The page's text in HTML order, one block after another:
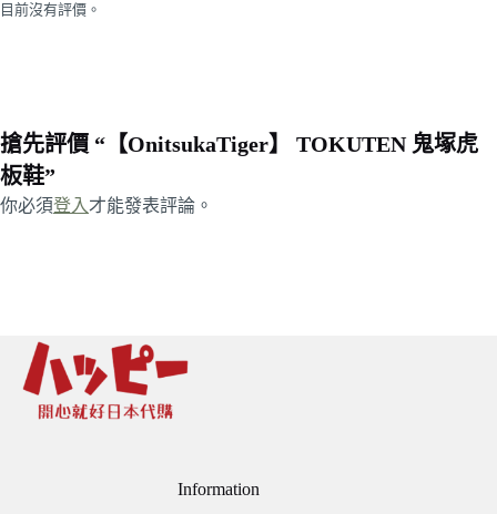
目前沒有評價。
搶先評價 “【OnitsukaTiger】 TOKUTEN 鬼塚虎
板鞋”
你必須登入才能發表評論。
Information